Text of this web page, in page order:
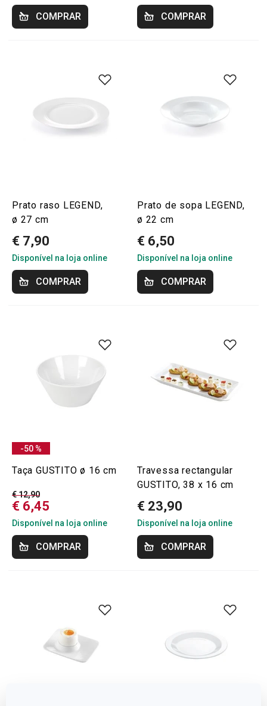
COMPRAR COMPRAR
Prato raso LEGEND,
ø 27 cm
€ 7,90
Disponível na loja online
COMPRAR
Prato de sopa LEGEND,
ø 22 cm
€ 6,50
Disponível na loja online
COMPRAR
-50 %
Taça GUSTITO ø 16 cm
€ 12,90
€ 6,45
Disponível na loja online
COMPRAR
Travessa rectangular
GUSTITO, 38 x 16 cm
€ 23,90
Disponível na loja online
COMPRAR